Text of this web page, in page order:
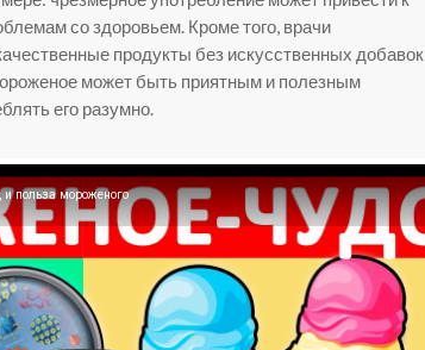
со здоровьем. Кроме того, врачи
продукты без искусственных добавок
может быть приятным и полезным
его разумно.
польза мороженого